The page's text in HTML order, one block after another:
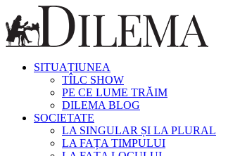
SITUAȚIUNEA
TÎLC SHOW
PE CE LUME TRĂIM
DILEMA BLOG
SOCIETATE
LA SINGULAR ȘI LA PLURAL
LA FAȚA TIMPULUI